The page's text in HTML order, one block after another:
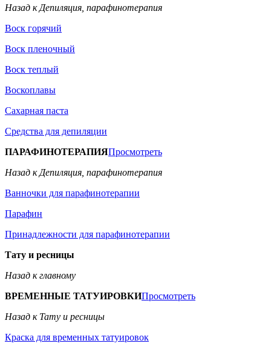
Назад к Депиляция, парафинотерапия
Воск горячий
Воск пленочный
Воск теплый
Воскоплавы
Сахарная паста
Средства для депиляции
ПАРАФИНОТЕРАПИЯПросмотреть
Назад к Депиляция, парафинотерапия
Ванночки для парафинотерапии
Парафин
Принадлежности для парафинотерапии
Тату и ресницы
Назад к главному
ВРЕМЕННЫЕ ТАТУИРОВКИПросмотреть
Назад к Тату и ресницы
Краска для временных татуировок